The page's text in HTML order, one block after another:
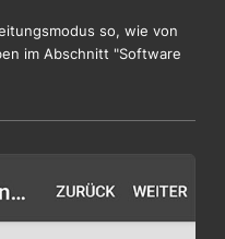
so, wie von
im Abschnitt "Software